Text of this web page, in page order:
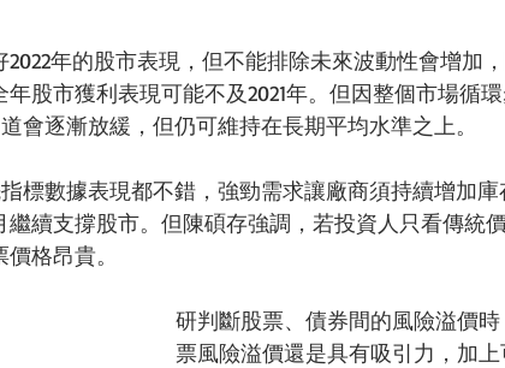
年的股市表現，但不能排除未來波動性會增加
股市獲利表現可能不及2021年。但因整個市場循
會逐漸放緩，但仍可維持在長期平均水準之上。
標數據表現都不錯，強勁需求讓廠商須持續增加
續支撐股市。但陳碩存強調，若投資人只看傳統價
格昂貴。
研判斷股票、債券間的風險溢價
票風險溢價還是具有吸引力，加